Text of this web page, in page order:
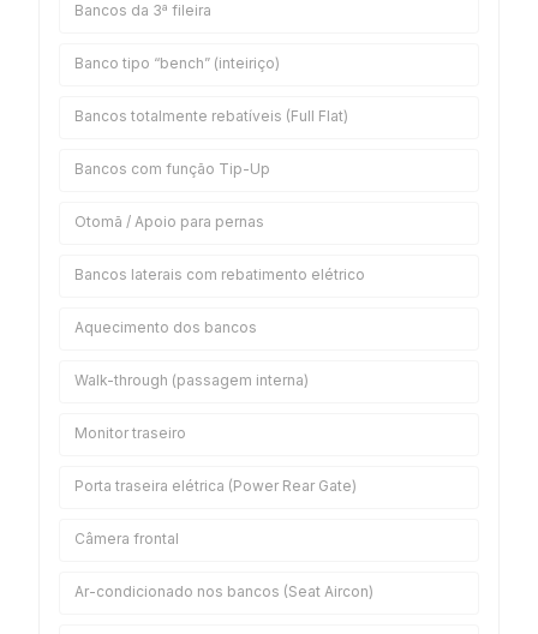
Bancos da 3ª fileira
Banco tipo “bench” (inteiriço)
Bancos totalmente rebatíveis (Full Flat)
Bancos com função Tip-Up
Otomã / Apoio para pernas
Bancos laterais com rebatimento elétrico
Aquecimento dos bancos
Walk-through (passagem interna)
Monitor traseiro
Porta traseira elétrica (Power Rear Gate)
Câmera frontal
Ar-condicionado nos bancos (Seat Aircon)